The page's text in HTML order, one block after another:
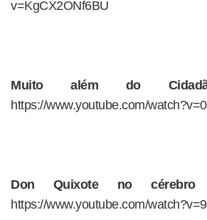
v=KgCX2ONf6BU
Muito além do
https://www.youtube.com/
Don Quixote no
https://www.youtube.com/